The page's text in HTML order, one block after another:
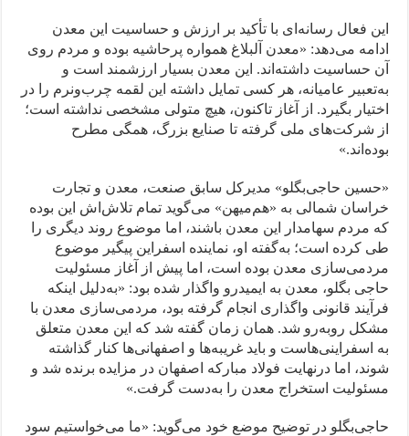
این فعال رسانه‌ای با تأکید بر ارزش و حساسیت این معدن
ادامه می‌دهد: «معدن آلبلاغ همواره پرحاشیه بوده و مردم روی
آن حساسیت داشته‌اند. این معدن بسیار ارزشمند است و
به‌تعبیر عامیانه، هر کسی تمایل داشته این لقمه چرب‌و‌نرم را در
اختیار بگیرد. از آغاز تاکنون، هیچ متولی مشخصی نداشته است؛
از شرکت‌های ملی گرفته تا صنایع بزرگ، همگی مطرح
بوده‌اند.»
«حسین حاجی‌بگلو» مدیرکل سابق صنعت، معدن و تجارت
خراسان شمالی به «هم‌میهن» می‌گوید تمام تلاش‌اش این بوده
که مردم سهامدار این معدن باشند، اما موضوع روند دیگری را
طی کرده است؛ به‌گفته او، نماینده اسفراین پیگیر موضوع
مردمی‌سازی معدن بوده است، اما پیش از آغاز مسئولیت
حاجی بگلو، معدن به ایمیدرو واگذار شده بود: «به‌دلیل اینکه
فرآیند قانونی واگذاری انجام گرفته بود، مردمی‌سازی معدن با
مشکل روبه‌رو شد. همان زمان گفته شد که این معدن متعلق
به اسفراینی‌هاست و باید غریبه‌ها و اصفهانی‌ها کنار گذاشته
شوند، اما درنهایت فولاد مبارکه اصفهان در مزایده برنده شد و
مسئولیت استخراج معدن را به‌دست گرفت.»
حاجی‌بگلو در توضیح موضع خود می‌گوید: «ما می‌خواستیم سود